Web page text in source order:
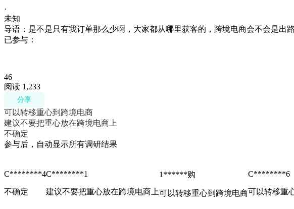
·
未知
导语：是不是只有我订单那么少啊，大家都从哪里获客的，跨境电商会不会是出
已参与：
46
阅读 1,233
分享
可以转移重心到跨境电商
建议不要把重心放在跨境电商上
不确定
参与后，自动显示所有调研结果
C********4
不确定
C********1
建议不要把重心放在跨境电商上
1******购
可以转移重心到跨境电商
C********6
可以转移重